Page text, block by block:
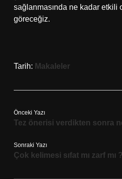
sağlanmasında ne kadar etkili
göreceğiz.
Tarih: Makaleler
Önceki Yazı
Tez önerisi verdikten sonra
Sonraki Yazı
Çok kelimesi sıfat mı zarf mı ?